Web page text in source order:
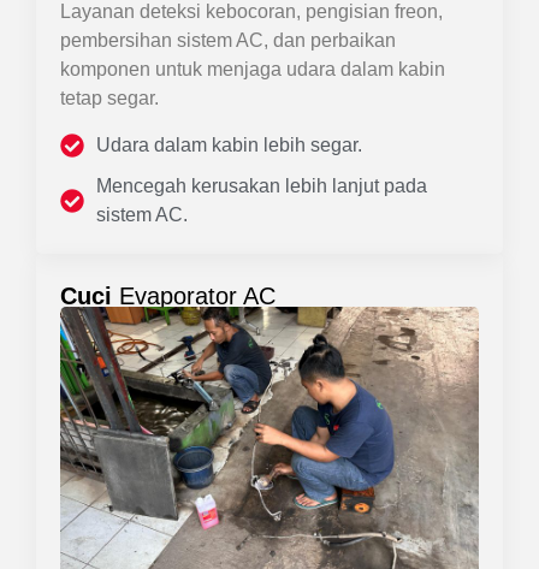
Layanan deteksi kebocoran, pengisian freon,
pembersihan sistem AC, dan perbaikan
komponen untuk menjaga udara dalam kabin
tetap segar.
Udara dalam kabin lebih segar.
Mencegah kerusakan lebih lanjut pada
sistem AC.
Cuci Evaporator AC